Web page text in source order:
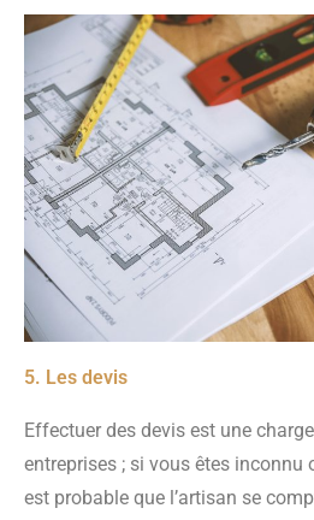
5. Les devis
Effectuer des devis est une
entreprises ; si vous êtes inconnu
est probable que l’artisan se